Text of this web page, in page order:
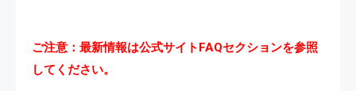
ご注意：最新情報は公式サイトFAQセクションを参照
してください。